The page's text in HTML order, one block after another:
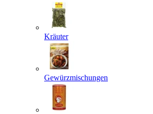
Kräuter
Gewürzmischungen